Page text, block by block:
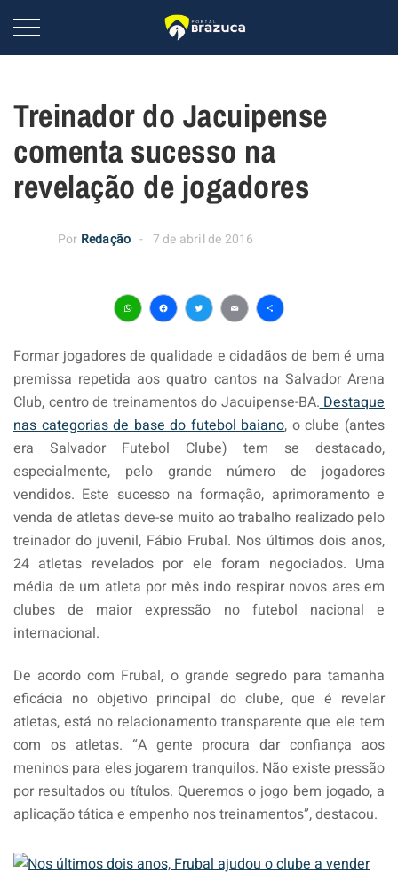
Treinador do Jacuipense
comenta sucesso na
revelação de jogadores
Por Redação 7 de abril de 2016
WhatsApp
Facebook
Twitter
EmailShare
Formar jogadores de qualidade e cidadãos de bem é uma
premissa repetida aos quatro cantos na Salvador Arena
Club, centro de treinamentos do Jacuipense-BA.Destaque
nas categorias de base do futebol baiano, o clube (antes
era Salvador Futebol Clube) tem se destacado,
especialmente, pelo grande número de jogadores
vendidos. Este sucesso na formação, aprimoramento e
venda de atletas deve-se muito ao trabalho realizado pelo
treinador do juvenil, Fábio Frubal. Nos últimos dois anos,
24 atletas revelados por ele foram negociados. Uma
média de um atleta por mês indo respirar novos ares em
clubes de maior expressão no futebol nacional e
internacional.
De acordo com Frubal, o grande segredo para tamanha
eficácia no objetivo principal do clube, que é revelar
atletas, está no relacionamento transparente que ele tem
com os atletas. “A gente procura dar confiança aos
meninos para eles jogarem tranquilos. Não existe pressão
por resultados ou títulos. Queremos o jogo bem jogado, a
aplicação tática e empenho nos treinamentos”, destacou.